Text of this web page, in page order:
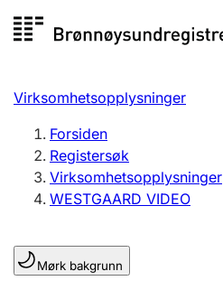
til
Registersøk
Aksjeselskap
Enkeltpersonforetak
Registrere, endre, slette
Lag og forening
Virksomhetsopplysninger
Forsiden
Registersøk
Virksomhetsopplysninger
WESTGAARD VIDEO
Mørk bakgrunn